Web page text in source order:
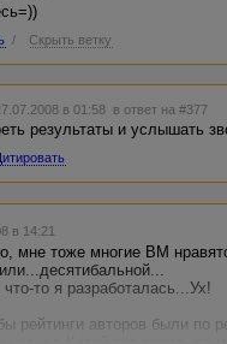
/ Скрыть ветку
в 01:58 в ответ на #377
результаты и услышать
Цитировать
в 14:21
мне тоже многие ВМ
то я разработалась...Ух!
рейтинги авторов были по